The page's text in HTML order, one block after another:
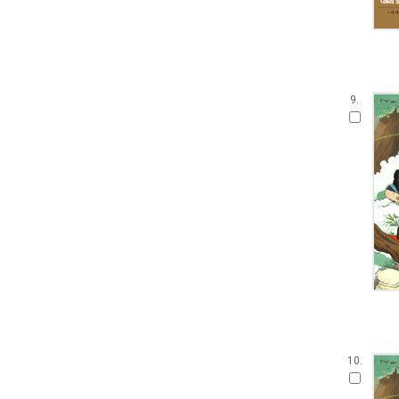
9.
10.